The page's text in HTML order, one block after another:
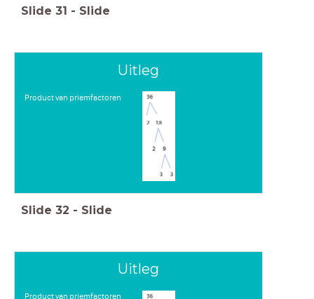
Slide 31 - Slide
Uitleg
Product van priemfactoren
Slide 32 - Slide
Uitleg
Product van priemfactoren